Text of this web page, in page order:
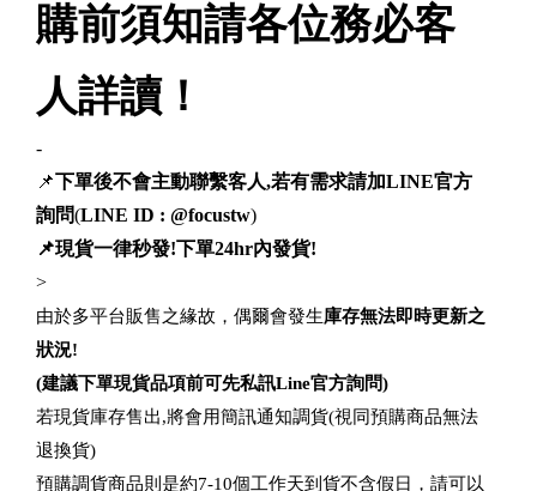
購前須知請各位務必客
人詳讀！
-
📌 下單後不會主動聯繫客人,若有需求請加LINE官方
詢問(LINE ID : @focustw)
📌現貨一律秒發!下單24hr內發貨!
>
由於多平台販售之緣故，偶爾會發生庫存無法即時更新之
狀況!
(建議下單現貨品項前可先私訊Line官方詢問)
若現貨庫存售出,將會用簡訊通知調貨(視同預購商品無法
退換貨)
預購調貨商品則是約7-10個工作天到貨不含假日，請可以